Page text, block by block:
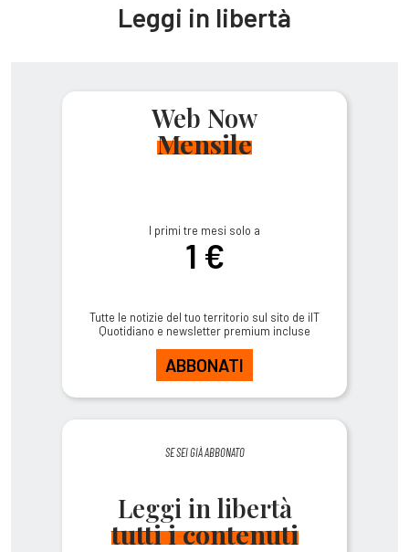
Leggi in libertà
Web Now
Mensile
I primi tre mesi solo a
1 €
Tutte le notizie del tuo territorio sul sito de ilT
Quotidiano e newsletter premium incluse
ABBONATI
SE SEI GIÀ ABBONATO
Leggi in libertà
tutti i contenuti